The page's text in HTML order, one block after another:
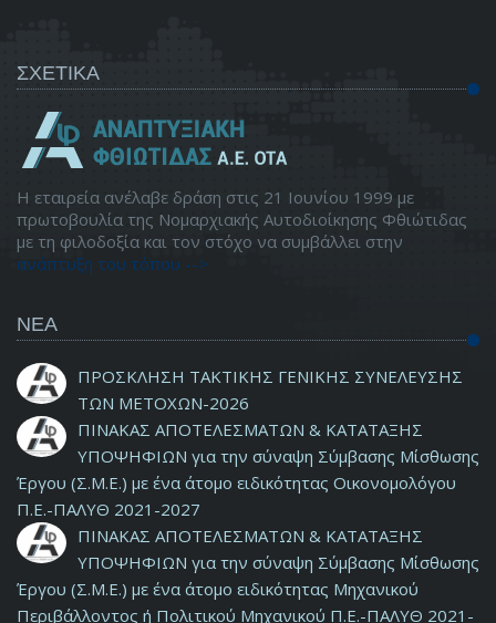
ΣΧΕΤΙΚΑ
Η εταιρεία ανέλαβε δράση στις 21 Ιουνίου 1999 με
πρωτοβουλία της Νομαρχιακής Αυτοδιοίκησης Φθιώτιδας
με τη φιλοδοξία και τον στόχο να συμβάλλει στην
ανάπτυξη του τόπου -->
ΝΕΑ
ΠΡΟΣΚΛΗΣΗ ΤΑΚΤΙΚΗΣ ΓΕΝΙΚΗΣ ΣΥΝΕΛΕΥΣΗΣ
ΤΩΝ ΜΕΤΟΧΩΝ-2026
ΠΙΝΑΚΑΣ ΑΠΟΤΕΛΕΣΜΑΤΩΝ & ΚΑΤΑΤΑΞΗΣ
ΥΠΟΨΗΦΙΩΝ για την σύναψη Σύμβασης Μίσθωσης
Έργου (Σ.Μ.Ε.) με ένα άτομο ειδικότητας Οικονομολόγου
Π.Ε.-ΠΑΛΥΘ 2021-2027
ΠΙΝΑΚΑΣ ΑΠΟΤΕΛΕΣΜΑΤΩΝ & ΚΑΤΑΤΑΞΗΣ
ΥΠΟΨΗΦΙΩΝ για την σύναψη Σύμβασης Μίσθωσης
Έργου (Σ.Μ.Ε.) με ένα άτομο ειδικότητας Μηχανικού
Περιβάλλοντος ή Πολιτικού Μηχανικού Π.Ε.-ΠΑΛΥΘ 2021-